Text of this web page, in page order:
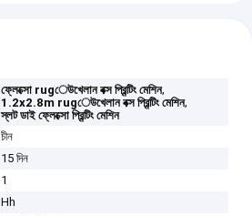
ফ্লেক্সো rugেউখেলান বক্স প্রিন্টিং মেশিন,
1.2x2.8m rugেউখেলান বক্স প্রিন্টিং মেশিন,
স্লট ডাই ফ্লেক্সো প্রিন্টিং মেশিন
চীন
15 দিন
1
Hh